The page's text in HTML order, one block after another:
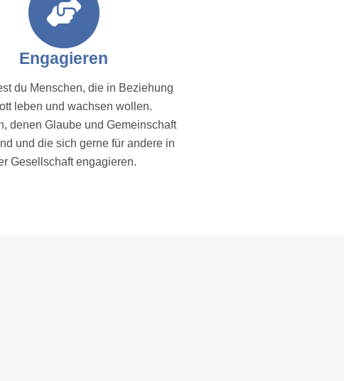
Engagieren
du Menschen, die in Beziehung
leben und wachsen wollen.
denen Glaube und Gemeinschaft
und die sich gerne für andere in
Gesellschaft engagieren.